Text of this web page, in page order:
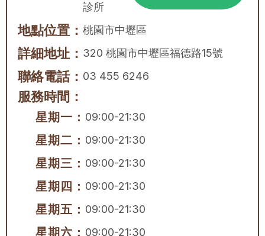
診所
地點位置： 桃園市中壢區
詳細地址： 320 桃園市中壢區福德路15號
聯絡電話： 03 455 6246
服務時間：
星期一： 09:00-21:30
星期二： 09:00-21:30
星期三： 09:00-21:30
星期四： 09:00-21:30
星期五： 09:00-21:30
星期六： 09:00-21:30